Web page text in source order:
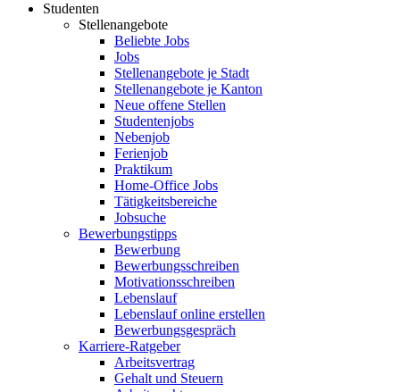
Studenten
Stellenangebote
Beliebte Jobs
Jobs
Stellenangebote je Stadt
Stellenangebote je Kanton
Neue offene Stellen
Studentenjobs
Nebenjob
Ferienjob
Praktikum
Home-Office Jobs
Tätigkeitsbereiche
Jobsuche
Bewerbungstipps
Bewerbung
Bewerbungsschreiben
Motivationsschreiben
Lebenslauf
Lebenslauf online erstellen
Bewerbungsgespräch
Karriere-Ratgeber
Arbeitsvertrag
Gehalt und Steuern